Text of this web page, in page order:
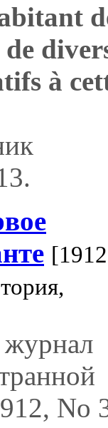
à
журнал
No